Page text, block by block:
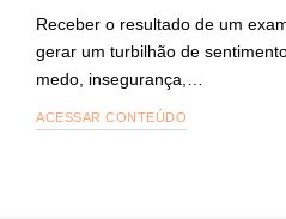
Receber o resultado de um
gerar um turbilhão de
medo, insegurança,…
ACESSAR CONTEÚDO